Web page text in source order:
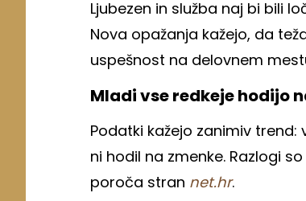
Ljubezen in služba naj bi bili
Nova opažanja kažejo, da
uspešnost na delovnem
Mladi vse redkeje hodijo
Podatki kažejo zanimiv trend:
ni hodil na zmenke. Razlogi
poroča stran net.hr.